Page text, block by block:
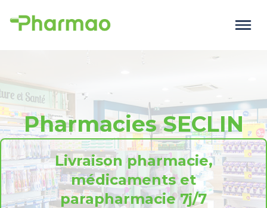
Pharmacies SECLIN
Livraison pharmacie,
médicaments et
parapharmacie 7j/7